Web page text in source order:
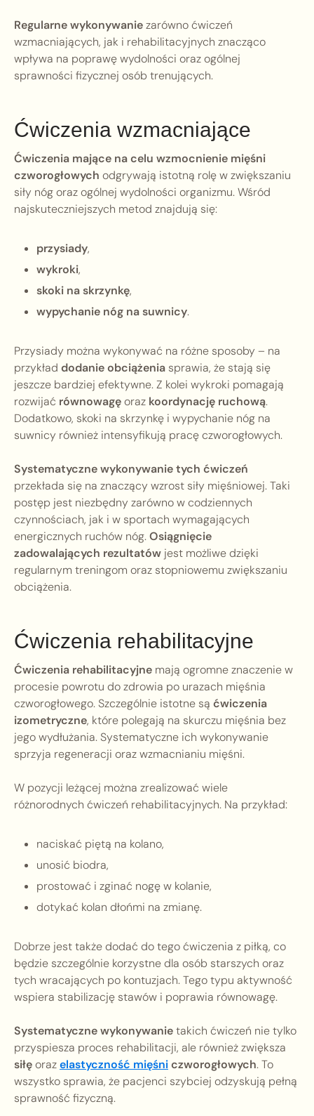
Regularne wykonywaniezarówno ćwiczeń
wzmacniających, jak i rehabilitacyjnych znacząco
wpływa na poprawę wydolności oraz ogólnej
sprawności fizycznej osób trenujących.
Ćwiczenia wzmacniające
Ćwiczenia mające na celu wzmocnienie mięśni
czworogłowych odgrywają istotną rolę w zwiększaniu
siły nóg oraz ogólnej wydolności organizmu. Wśród
najskuteczniejszych metod znajdują się:
przysiady,
wykroki,
skoki na skrzynkę,
wypychanie nóg na suwnicy.
Przysiady można wykonywać na różne sposoby – na
przykład dodanie obciążenia sprawia, że stają się
jeszcze bardziej efektywne. Z kolei wykroki pomagają
rozwijać równowagęoraz koordynację ruchową.
Dodatkowo, skoki na skrzynkę i wypychanie nóg na
suwnicy również intensyfikują pracę czworogłowych.
Systematyczne wykonywanie tych ćwiczeń
przekłada się na znaczący wzrost siły mięśniowej. Taki
postęp jest niezbędny zarówno w codziennych
czynnościach, jak i w sportach wymagających
energicznych ruchów nóg.Osiągnięcie
zadowalających rezultatów jest możliwe dzięki
regularnym treningom oraz stopniowemu zwiększaniu
obciążenia.
Ćwiczenia rehabilitacyjne
Ćwiczenia rehabilitacyjne mają ogromne znaczenie w
procesie powrotu do zdrowia po urazach mięśnia
czworogłowego. Szczególnie istotne są ćwiczenia
izometryczne, które polegają na skurczu mięśnia bez
jego wydłużania. Systematyczne ich wykonywanie
sprzyja regeneracji oraz wzmacnianiu mięśni.
W pozycji leżącej można zrealizować wiele
różnorodnych ćwiczeń rehabilitacyjnych. Na przykład:
naciskać piętą na kolano,
unosić biodra,
prostować i zginać nogę w kolanie,
dotykać kolan dłońmi na zmianę.
Dobrze jest także dodać do tego ćwiczenia z piłką, co
będzie szczególnie korzystne dla osób starszych oraz
tych wracających po kontuzjach. Tego typu aktywność
wspiera stabilizację stawów i poprawia równowagę.
Systematyczne wykonywanietakich ćwiczeń nie tylko
przyspiesza proces rehabilitacji, ale również zwiększa
siłęorazelastyczność mięśniczworogłowych. To
wszystko sprawia, że pacjenci szybciej odzyskują pełną
sprawność fizyczną.